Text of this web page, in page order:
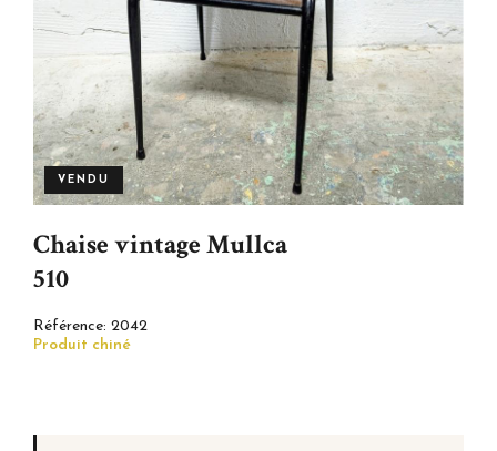
VENDU
Chaise vintage Mullca
510
Référence: 2042
Produit chiné